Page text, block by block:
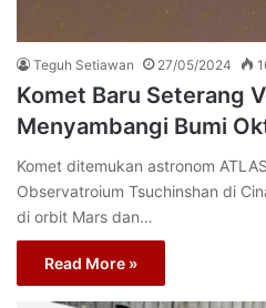
Teguh Setiawan 27/05/2024
Komet Baru Seterang
Menyambangi Bumi
Komet ditemukan astronom
Observatroium Tsuchinshan di
di orbit Mars dan…
Read More »